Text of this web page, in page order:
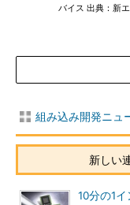
バイス 出典：新
組み込み開発ニュ
新しい
10分の1